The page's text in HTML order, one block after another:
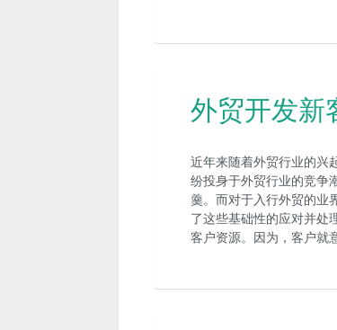
外贸开发新
近年来随着外贸行业的兴
纷投身于外贸行业的竞争
羹。而对于入行外贸的业
了这些基础性的应对并处
客户资源。因为，客户就